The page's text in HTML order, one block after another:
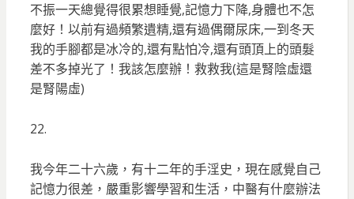
不振一天總覺得很累想睡覺,記憶力下降,身體也不怎
麼好！以前有過頻繁遺精,還有過偶爾尿床,一到冬天
我的手腳都是冰冷的,還有點怕冷,還有頭頂上的頭髮
差不多掉光了！我該怎麼辦！救救我(這是腎陰虛還
是腎陽虛)
22.
我今年二十六歲，有十二年的手淫史，現在感覺自己
記憶力很差，嚴重影響學習和生活，中醫有什麼辦法